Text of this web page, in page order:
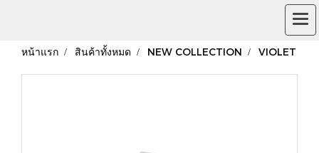
หน้าแรก สินค้าทั้งหมด NEW COLLECTION VIOLET